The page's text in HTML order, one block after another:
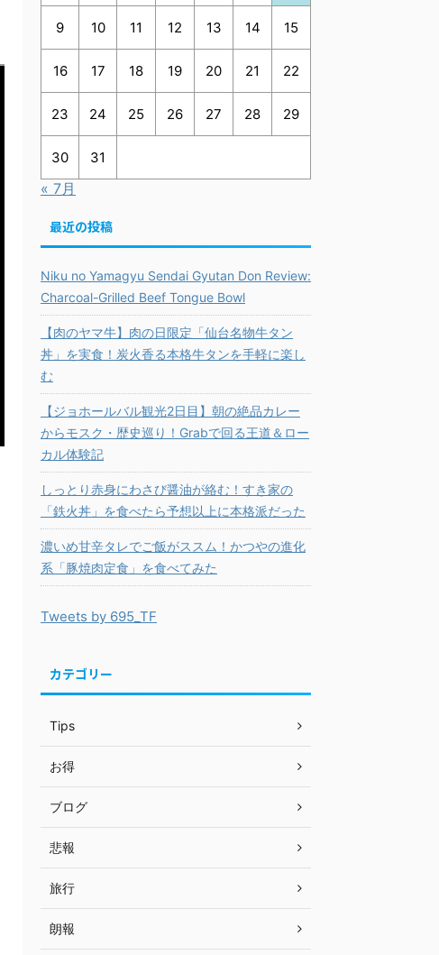
9 10 11 12 13 14 15
16 17 18 19 20 21 22
23 24 25 26 27 28 29
30 31
« 7月
最近の投稿
Niku no Yamagyu Sendai Gyutan Don Review:
Charcoal-Grilled Beef Tongue Bowl
【肉のヤマ牛】肉の日限定「仙台名物牛タン
丼」を実食！炭火香る本格牛タンを手軽に楽し
む
【ジョホールバル観光2日目】朝の絶品カレー
からモスク・歴史巡り！Grabで回る王道＆ロー
カル体験記
しっとり赤身にわさび醤油が絡む！すき家の
「鉄火丼」を食べたら予想以上に本格派だった
濃いめ甘辛タレでご飯がススム！かつやの進化
系「豚焼肉定食」を食べてみた
Tweets by 695_TF
カテゴリー
Tips
お得
ブログ
悲報
旅行
朗報